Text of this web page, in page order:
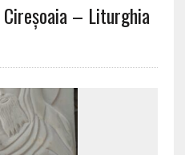
– Liturghia